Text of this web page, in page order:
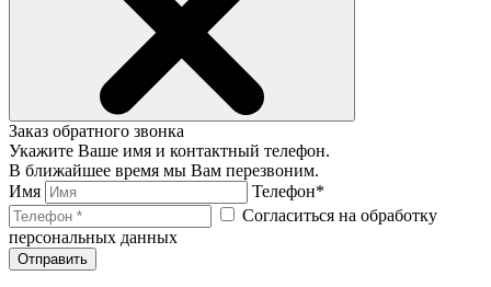
Заказ обратного звонка
Укажите Ваше имя и контактный телефон.
В ближайшее время мы Вам перезвоним.
Имя
Телефон*
Согласиться на обработку
персональных данных
Отправить